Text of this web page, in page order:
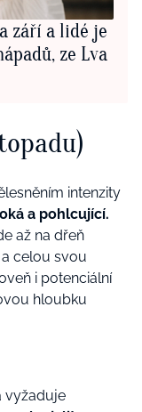
září a lidé je
ze Lva
intenzity
a pohlcující.
až na dřeň
celou svou
i potenciální
hloubku
vyžaduje